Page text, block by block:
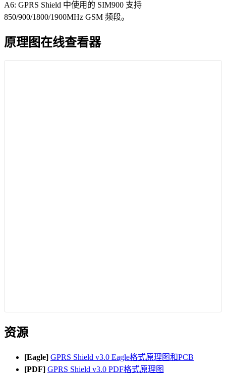
A6: GPRS Shield 中使用的 SIM900 支持
850/900/1800/1900MHz GSM 频段。
原理图在线查看器
资源
[Eagle] GPRS Shield v3.0 Eagle格式原理图和PCB
[PDF] GPRS Shield v3.0 PDF格式原理图